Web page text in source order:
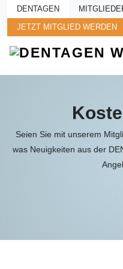
Skip to main content
DENTAGEN
JETZT MITGLIED WERDEN
Seien Sie mit unserem
was Neuigkeiten aus der